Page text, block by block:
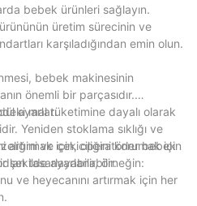
bebek ürünleri sağlayın.
üretim sürecinin ve
karşıladığından emin olun.
bebek makinesinin
önemli bir parçasıdır.
mal tüketimine dayalı olarak
Yeniden stoklama sıklığı ve
ve çekiciliğini korumak için
şekilde ayarlanabilir.
ayarları
artırmak için, operatörler bebek
tasarlayabilir, örneğin:
ve heyecanını artırmak için her